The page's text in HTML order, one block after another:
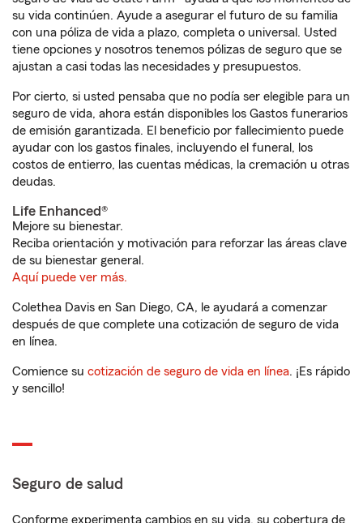
su vida continúen. Ayude a asegurar el futuro de su familia
con una póliza de vida a plazo, completa o universal. Usted
tiene opciones y nosotros tenemos pólizas de seguro que se
ajustan a casi todas las necesidades y presupuestos.
Por cierto, si usted pensaba que no podía ser elegible para un
seguro de vida, ahora están disponibles los Gastos funerarios
de emisión garantizada. El beneficio por fallecimiento puede
ayudar con los gastos finales, incluyendo el funeral, los
costos de entierro, las cuentas médicas, la cremación u otras
deudas.
Life Enhanced®
Mejore su bienestar.
Reciba orientación y motivación para reforzar las áreas clave
de su bienestar general.
Aquí puede ver más.
Colethea Davis en San Diego, CA, le ayudará a comenzar
después de que complete una cotización de seguro de vida
en línea.
Comience su cotización de seguro de vida en línea. ¡Es rápido
y sencillo!
Seguro de salud
Conforme experimenta cambios en su vida, su cobertura de